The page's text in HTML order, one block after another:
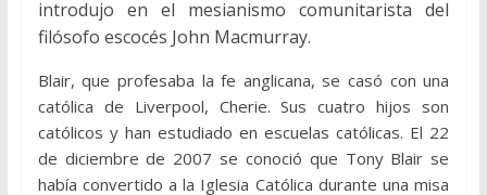
introdujo en el mesianismo comunitarista del
filósofo escocés John Macmurray.
Blair, que profesaba la fe anglicana, se casó con una
católica de Liverpool, Cherie. Sus cuatro hijos son
católicos y han estudiado en escuelas católicas. El 22
de diciembre de 2007 se conoció que Tony Blair se
había convertido a la Iglesia Católica durante una misa